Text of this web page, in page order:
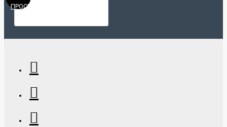
ПРОСМОТР